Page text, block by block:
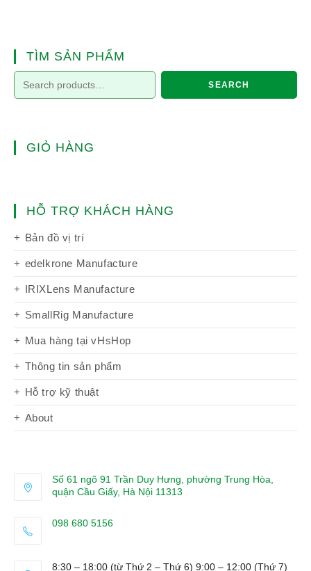
TÌM SẢN PHẨM
SEARCH
GIỎ HÀNG
HỖ TRỢ KHÁCH HÀNG
Bản đồ vị trí
edelkrone Manufacture
IRIXLens Manufacture
SmallRig Manufacture
Mua hàng tại vHsHop
Thông tin sản phẩm
Hỗ trợ kỹ thuật
About
Số 61 ngõ 91 Trần Duy Hưng, phường Trung Hòa,
quận Cầu Giấy, Hà Nội 11313
098 680 5156
8:30 – 18:00 (từ Thứ 2 – Thứ 6) 9:00 – 12:00 (Thứ 7)